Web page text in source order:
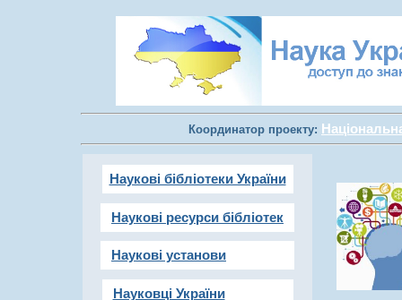
Координатор проекту:
Наукові бібліотеки України
Наукові ресурси бібліотек
Наукові установи
Науковці України